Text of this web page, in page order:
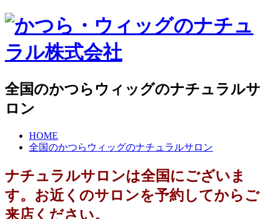
全国のかつらウィッグのナチュラルサ
ロン
HOME
全国のかつらウィッグのナチュラルサロン
ナチュラルサロンは全国にございま
す。お近くのサロンを予約してからご
来店ください。